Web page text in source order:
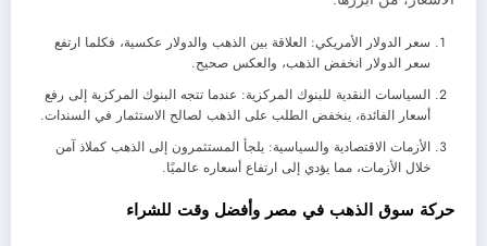
سعر الدولار الأمريكي: العلاقة بين الذهب والدولار عكسية، فكلما ارتفع
سعر الدولار انخفض الذهب، والعكس صحيح.
السياسات النقدية للبنوك المركزية: عندما تتجه البنوك المركزية إلى رفع
أسعار الفائدة، ينخفض الطلب على الذهب لصالح الاستثمار في السندات.
الأزمات الاقتصادية والسياسية: يلجأ المستثمرون إلى الذهب كملاذ آمن
خلال الأزمات، مما يؤدي إلى ارتفاع أسعاره عالميًا.
حركة سوق الذهب في مصر وأفضل وقت للشراء